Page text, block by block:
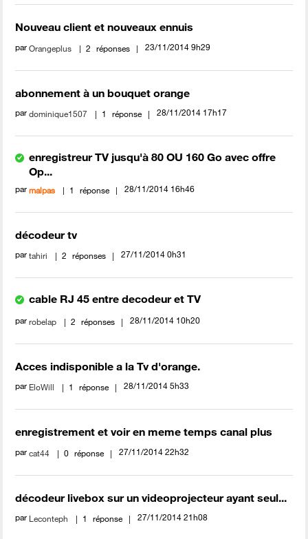
Nouveau client et nouveaux ennuis
parOrangeplus 2 réponses ‎23/11/2014 9h29
abonnement à un bouquet orange
pardominique1507 1 réponse ‎28/11/2014 17h17
enregistreur TV jusqu'à 80 OU 160 Go avec offre
Op...
parmalpas 1 réponse ‎28/11/2014 16h46
décodeur tv
partahiri 2 réponses ‎27/11/2014 0h31
cable RJ 45 entre decodeur et TV
parrobelap 2 réponses ‎28/11/2014 10h20
Acces indisponible a la Tv d'orange.
par EloWill 1 réponse ‎28/11/2014 5h33
enregistrement et voir en meme temps canal plus
parcat44 0 réponse ‎27/11/2014 22h32
décodeur livebox sur un videoprojecteur ayant seul...
par Leconteph 1 réponse ‎27/11/2014 21h08